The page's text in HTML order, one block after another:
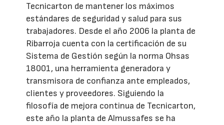
Tecnicarton de mantener los máximos
estándares de seguridad y salud para sus
trabajadores. Desde el año 2006 la planta de
Ribarroja cuenta con la certificación de su
Sistema de Gestión según la norma Ohsas
18001, una herramienta generadora y
transmisora de confianza ante empleados,
clientes y proveedores. Siguiendo la
filosofía de mejora continua de Tecnicarton,
este año la planta de Almussafes se ha